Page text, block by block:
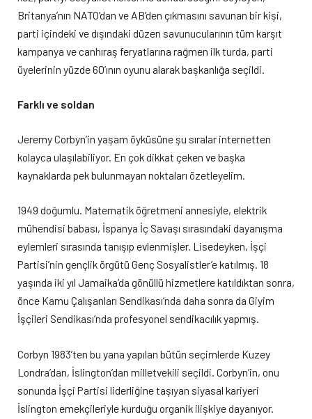
Britanya’nın NATO’dan ve AB’den çıkmasını savunan bir kişi,
parti içindeki ve dışındaki düzen savunucularının tüm karşıt
kampanya ve canhıraş feryatlarına rağmen ilk turda, parti
üyelerinin yüzde 60’ının oyunu alarak başkanlığa seçildi.
Farklı ve soldan
Jeremy Corbyn’in yaşam öyküsüne şu sıralar internetten
kolayca ulaşılabiliyor. En çok dikkat çeken ve başka
kaynaklarda pek bulunmayan noktaları özetleyelim.
1949 doğumlu. Matematik öğretmeni annesiyle, elektrik
mühendisi babası, İspanya İç Savaşı sırasındaki dayanışma
eylemleri sırasında tanışıp evlenmişler. Lisedeyken, İşçi
Partisi’nin gençlik örgütü Genç Sosyalistler’e katılmış. 18
yaşında iki yıl Jamaika’da gönüllü hizmetlere katıldıktan sonra,
önce Kamu Çalışanları Sendikası’nda daha sonra da Giyim
İşçileri Sendikası’nda profesyonel sendikacılık yapmış.
Corbyn 1983’ten bu yana yapılan bütün seçimlerde Kuzey
Londra’dan, İslington’dan milletvekili seçildi. Corbyn’in, onu
sonunda İşçi Partisi liderliğine taşıyan siyasal kariyeri
İslington emekçileriyle kurduğu organik ilişkiye dayanıyor.